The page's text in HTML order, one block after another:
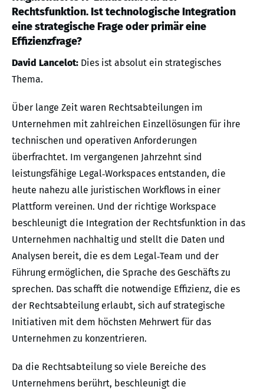
Rechtsfunktion. Ist technologische Integration
eine strategische Frage oder primär eine
Effizienzfrage?
David Lancelot: Dies ist absolut ein strategisches
Thema.
Über lange Zeit waren Rechtsabteilungen im
Unternehmen mit zahlreichen Einzellösungen für ihre
technischen und operativen Anforderungen
überfrachtet. Im vergangenen Jahrzehnt sind
leistungsfähige Legal‑Workspaces entstanden, die
heute nahezu alle juristischen Workflows in einer
Plattform vereinen. Und der richtige Workspace
beschleunigt die Integration der Rechtsfunktion in das
Unternehmen nachhaltig und stellt die Daten und
Analysen bereit, die es dem Legal‑Team und der
Führung ermöglichen, die Sprache des Geschäfts zu
sprechen. Das schafft die notwendige Effizienz, die es
der Rechtsabteilung erlaubt, sich auf strategische
Initiativen mit dem höchsten Mehrwert für das
Unternehmen zu konzentrieren.
Da die Rechtsabteilung so viele Bereiche des
Unternehmens berührt, beschleunigt die